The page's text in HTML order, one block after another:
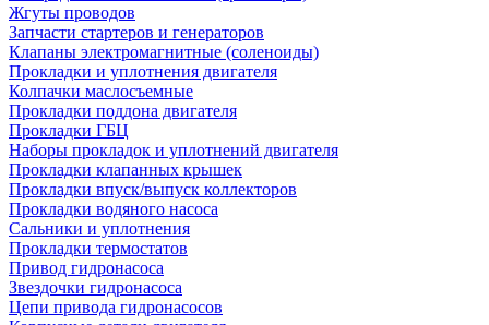
Жгуты проводов
Запчасти стартеров и генераторов
Клапаны электромагнитные (соленоиды)
Прокладки и уплотнения двигателя
Колпачки маслосъемные
Прокладки поддона двигателя
Прокладки ГБЦ
Наборы прокладок и уплотнений двигателя
Прокладки клапанных крышек
Прокладки впуск/выпуск коллекторов
Прокладки водяного насоса
Сальники и уплотнения
Прокладки термостатов
Привод гидронасоса
Звездочки гидронасоса
Цепи привода гидронасосов